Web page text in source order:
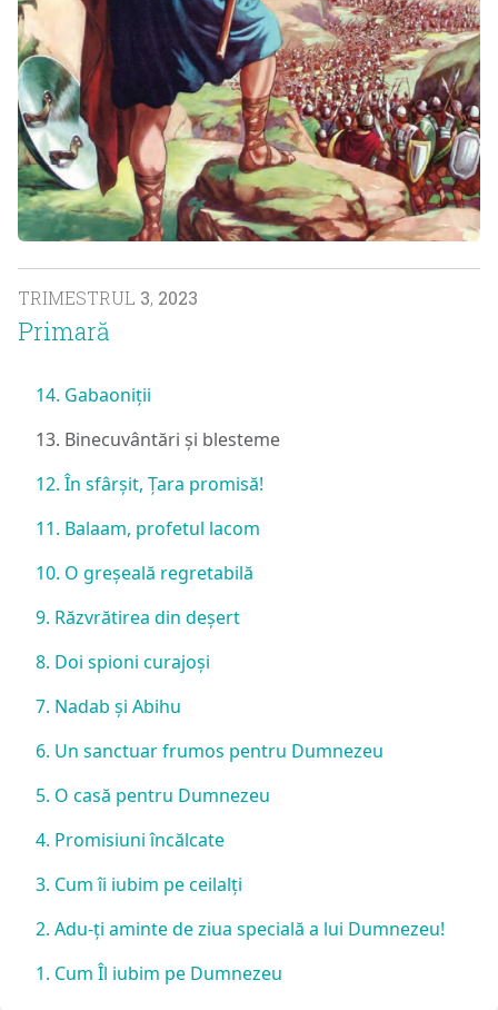
TRIMESTRUL 3, 2023
Primară
14. Gabaoniții
13. Binecuvântări și blesteme
12. În sfârșit, Țara promisă!
11. Balaam, profetul lacom
10. O greșeală regretabilă
9. Răzvrătirea din deșert
8. Doi spioni curajoși
7. Nadab și Abihu
6. Un sanctuar frumos pentru Dumnezeu
5. O casă pentru Dumnezeu
4. Promisiuni încălcate
3. Cum îi iubim pe ceilalți
2. Adu-ți aminte de ziua specială a lui Dumnezeu!
1. Cum Îl iubim pe Dumnezeu